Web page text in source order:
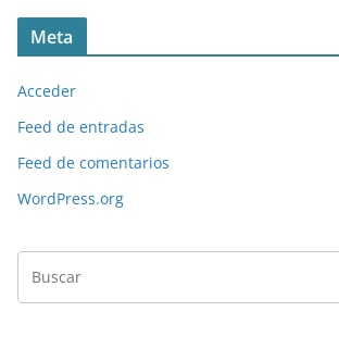
Meta
Acceder
Feed de entradas
Feed de comentarios
WordPress.org